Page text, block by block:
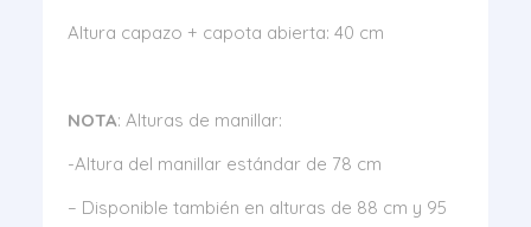
Altura capazo + capota abierta: 40 cm
NOTA: Alturas de manillar:
-Altura del manillar estándar de 78 cm
– Disponible también en alturas de 88 cm y 95